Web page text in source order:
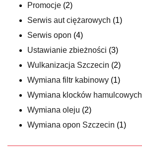
Promocje (2)
Serwis aut ciężarowych (1)
Serwis opon (4)
Ustawianie zbieżności (3)
Wulkanizacja Szczecin (2)
Wymiana filtr kabinowy (1)
Wymiana klocków hamulcowych
Wymiana oleju (2)
Wymiana opon Szczecin (1)